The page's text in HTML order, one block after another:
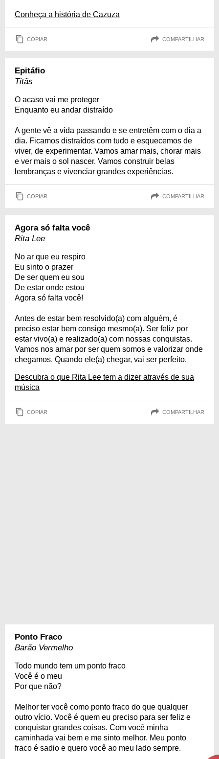
Conheça a história de Cazuza
COPIAR COMPARTILHAR
Epitáfio
Titãs
O acaso vai me proteger
Enquanto eu andar distraído
A gente vê a vida passando e se entretêm com o dia a
dia. Ficamos distraídos com tudo e esquecemos de
viver, de experimentar. Vamos amar mais, chorar mais
e ver mais o sol nascer. Vamos construir belas
lembranças e vivenciar grandes experiências.
COPIAR COMPARTILHAR
Agora só falta você
Rita Lee
No ar que eu respiro
Eu sinto o prazer
De ser quem eu sou
De estar onde estou
Agora só falta você!
Antes de estar bem resolvido(a) com alguém, é
preciso estar bem consigo mesmo(a). Ser feliz por
estar vivo(a) e realizado(a) com nossas conquistas.
Vamos nos amar por ser quem somos e valorizar onde
chegamos. Quando ele(a) chegar, vai ser perfeito.
Descubra o que Rita Lee tem a dizer através de sua
música
COPIAR COMPARTILHAR
Ponto Fraco
Barão Vermelho
Todo mundo tem um ponto fraco
Você é o meu
Por que não?
Melhor ter você como ponto fraco do que qualquer
outro vício. Você é quem eu preciso para ser feliz e
conquistar grandes coisas. Com você minha
caminhada vai bem e me sinto melhor. Meu ponto
fraco é sadio e quero você ao meu lado sempre.